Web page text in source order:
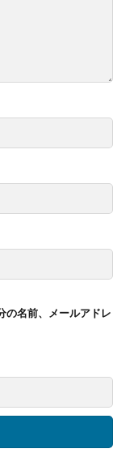
の名前、メールアドレ